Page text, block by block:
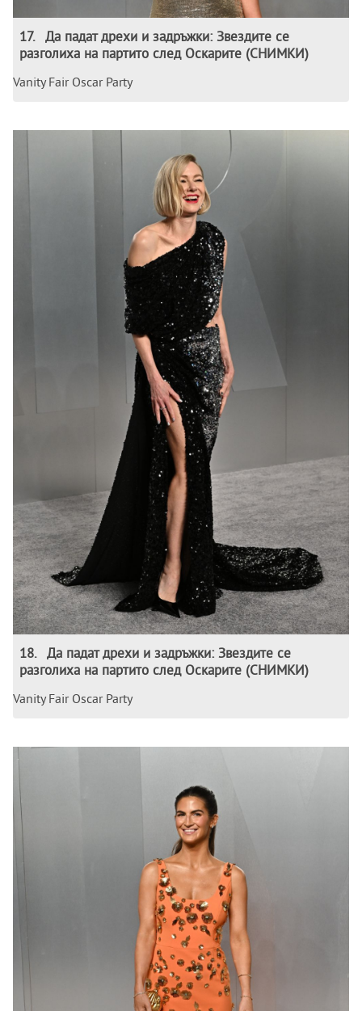
17.
Да падат дрехи и задръжки: Звездите се
разголиха на партито след Оскарите (СНИМКИ)
Vanity Fair Oscar Party
18.
Да падат дрехи и задръжки: Звездите се
разголиха на партито след Оскарите (СНИМКИ)
Vanity Fair Oscar Party